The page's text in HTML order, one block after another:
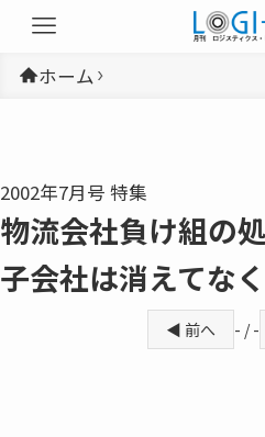
ホーム
2002年7月号 特集
物流会社負け組の
子会社は消えてな
◀ 前へ - / -